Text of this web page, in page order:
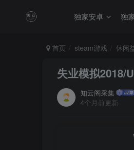
独家安卓 独
首页 steam游戏 休闲
失业模拟2018/
知云阁采集
4个月前更新